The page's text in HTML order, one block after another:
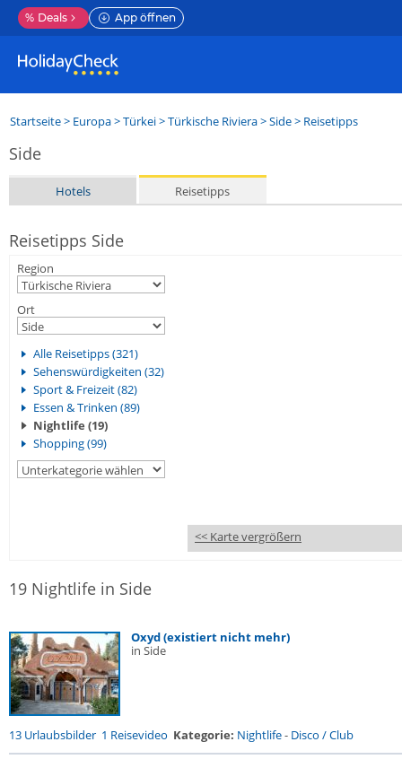
% Deals App öffnen
Startseite> Europa>Türkei>Türkische Riviera>Side> Reisetipps
Side
Hotels Reisetipps
Reisetipps Side
Region
Ort
Alle Reisetipps (321)
Sehenswürdigkeiten (32)
Sport & Freizeit (82)
Essen & Trinken (89)
Nightlife (19)
Shopping (99)
<< Karte vergrößern
19 Nightlife in Side
Oxyd (existiert nicht mehr)
in Side
13 Urlaubsbilder 1 Reisevideo Kategorie: Nightlife- Disco / Club